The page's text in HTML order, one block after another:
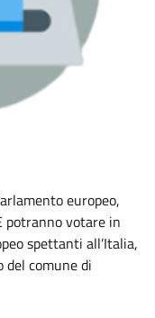
europeo,
potranno votare in
spettanti all’Italia,
del comune di